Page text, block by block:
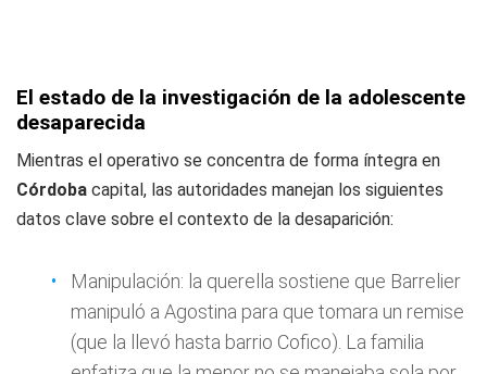
El estado de la investigación de la adolescente
desaparecida
Mientras el operativo se concentra de forma íntegra en
Córdoba capital, las autoridades manejan los siguientes
datos clave sobre el contexto de la desaparición:
Manipulación: la querella sostiene que Barrelier
manipuló a Agostina para que tomara un remise
(que la llevó hasta barrio Cofico). La familia